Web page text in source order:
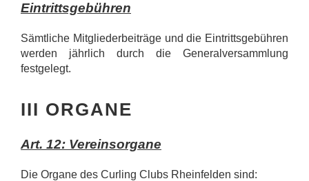
Eintrittsgebühren
Sämtliche Mitgliederbeiträge und die Eintrittsgebühren
werden jährlich durch die Generalversammlung
festgelegt.
III ORGANE
Art. 12: Vereinsorgane
Die Organe des Curling Clubs Rheinfelden sind: